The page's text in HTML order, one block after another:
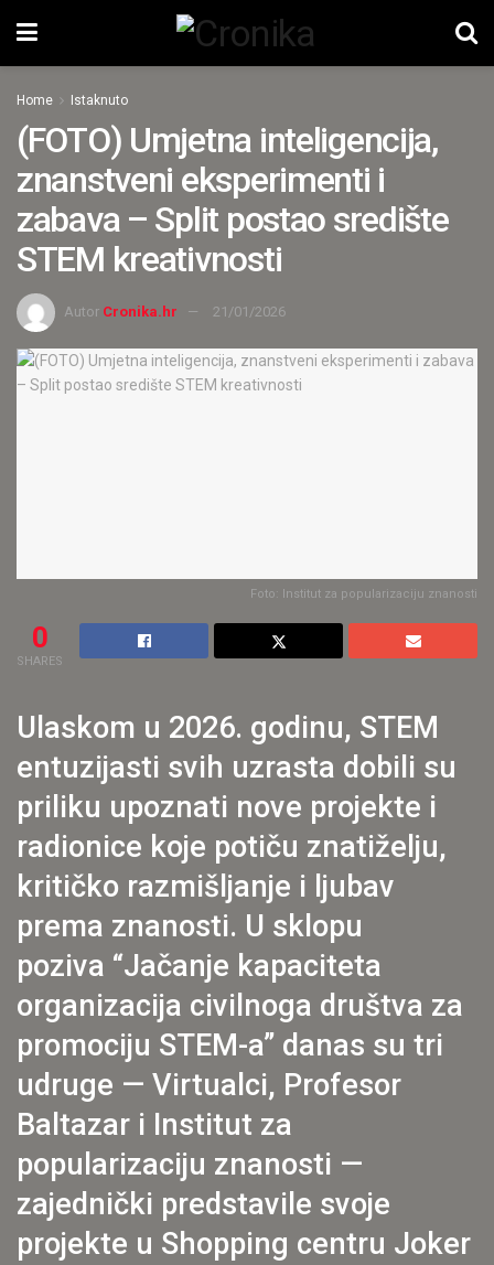
Home Istaknuto
(FOTO) Umjetna inteligencija,
znanstveni eksperimenti i
zabava – Split postao središte
STEM kreativnosti
Autor Cronika.hr 21/01/2026
Foto: Institut za popularizaciju znanosti
0
SHARES
Ulaskom u 2026. godinu, STEM
entuzijasti svih uzrasta dobili su
priliku upoznati nove projekte i
radionice koje potiču znatiželju,
kritičko razmišljanje i ljubav
prema znanosti. U sklopu
poziva “Jačanje kapaciteta
organizacija civilnoga društva za
promociju STEM-a” danas su tri
udruge — Virtualci, Profesor
Baltazar i Institut za
popularizaciju znanosti —
zajednički predstavile svoje
projekte u Shopping centru Joker